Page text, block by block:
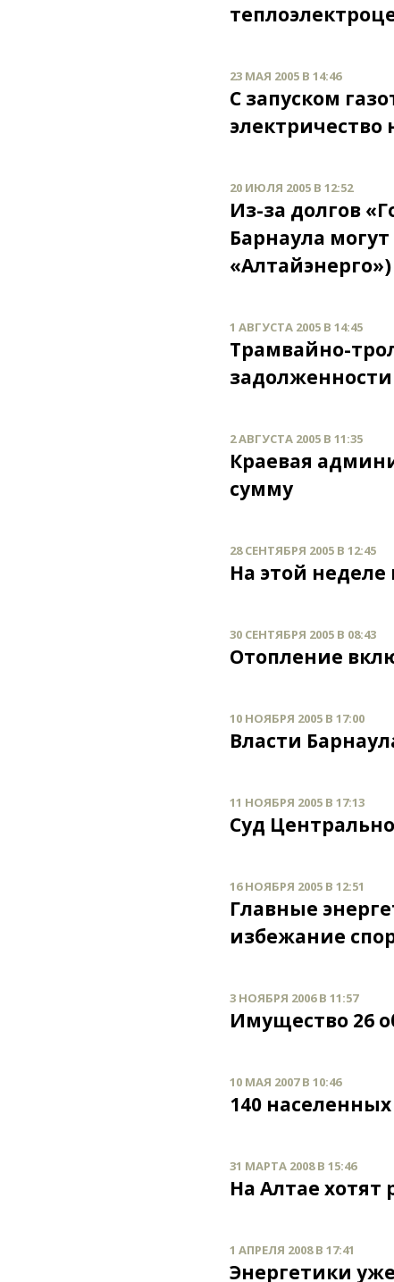
23 МАЯ 2005 В 14:46
С запуском
электричество
20 ИЮЛЯ 2005 В 12:52
Из-за долгов
Барнаула
«Алтайэнерго»)
1 АВГУСТА 2005 В 14:45
Трамвайно-
2 АВГУСТА 2005 В 11:35
Краевая
сумму
28 СЕНТЯБРЯ 2005 В 12:45
На этой
30 СЕНТЯБРЯ 2005 В 08:43
Отопление
10 НОЯБРЯ 2005 В 17:00
Власти
11 НОЯБРЯ 2005 В 17:13
Суд
16 НОЯБРЯ 2005 В 12:51
Главные
избежание
3 НОЯБРЯ 2006 В 11:57
Имущество 26
10 МАЯ 2007 В 10:46
140
31 МАРТА 2008 В 15:46
На Алтае хотят
1 АПРЕЛЯ 2008 В 17:41
Энергетики